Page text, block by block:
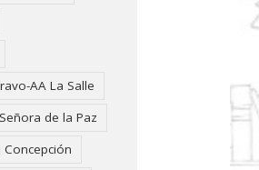
AA La Salle
de la Paz